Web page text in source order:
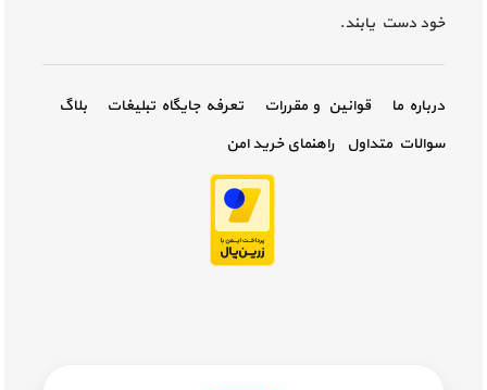
خود دست یابند.
درباره ما قوانین و مقررات تعرفه جایگاه تبلیغات
بلاگ
سوالات متداول
راهنمای خرید امن